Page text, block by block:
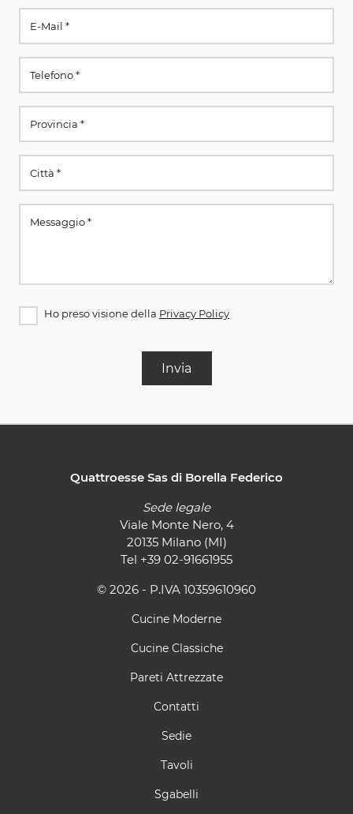
Ho preso visione della Privacy Policy
Invia
Quattroesse Sas di Borella Federico
Sede legale
Viale Monte Nero, 4
20135 Milano (MI)
Tel +39 02-91661955
© 2026 - P.IVA 10359610960
Cucine Moderne
Cucine Classiche
Pareti Attrezzate
Contatti
Sedie
Tavoli
Sgabelli